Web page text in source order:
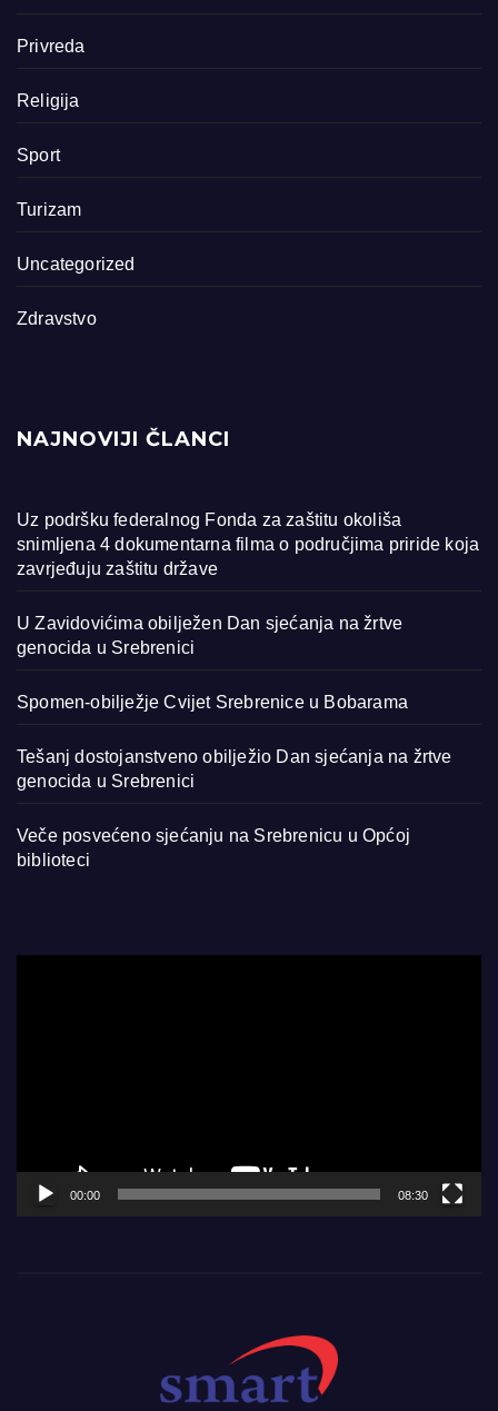
Privreda
Religija
Sport
Turizam
Uncategorized
Zdravstvo
NAJNOVIJI ČLANCI
Uz podršku federalnog Fonda za zaštitu okoliša
snimljena 4 dokumentarna filma o područjima priride koja
zavrjeđuju zaštitu države
U Zavidovićima obilježen Dan sjećanja na žrtve
genocida u Srebrenici
Spomen-obilježje Cvijet Srebrenice u Bobarama
Tešanj dostojanstveno obilježio Dan sjećanja na žrtve
genocida u Srebrenici
Veče posvećeno sjećanju na Srebrenicu u Općoj
biblioteci
00:00 08:30